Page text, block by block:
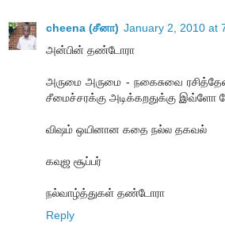
cheena (சீனா) January 2, 2010 at
அன்பின் தண்டோரா
அருமை அருமை - நகைசுவை
சீமைச்சரக்கு அடிக்கறதுக்கு இவ்ளோ
விஷம் ஒயினான கதை நல்ல தகவல்
கவுஜ சூப்பர்
நல்வாழ்த்துகள் தண்டோரா
Reply